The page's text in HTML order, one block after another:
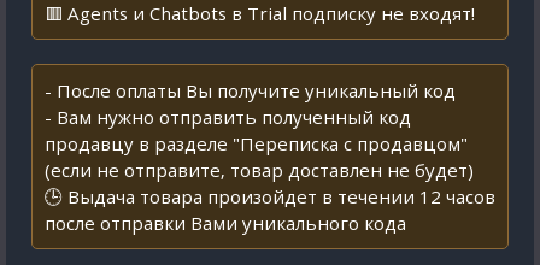
🟥 Agents и Chatbots в Trial подписку не входят!
- После оплаты Вы получите уникальный код
- Вам нужно отправить полученный код
продавцу в разделе "Переписка с продавцом"
(если не отправите, товар доставлен не будет)
🕒 Выдача товара произойдет в течении 12 часов
после отправки Вами уникального кода